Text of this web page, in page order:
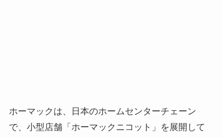
ホーマックは、日本のホームセンターチェーン
で、小型店舗「ホーマックニコット」を展開して